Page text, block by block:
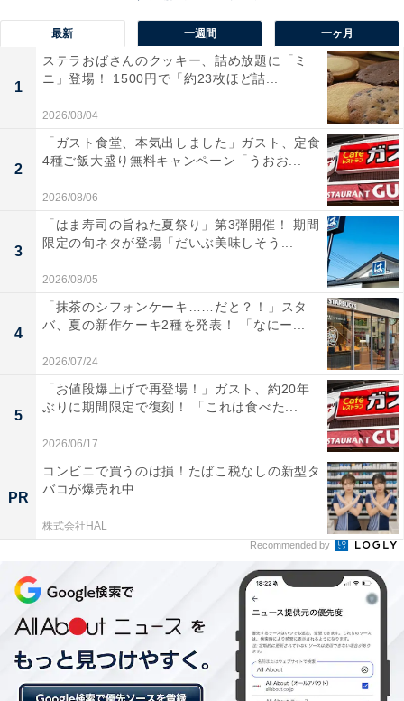
ミントのバランスの良さが評価されています。冷やすと
チョコの濃厚さが引き立ち、よりしっとりとした質感に
仕上がるため、冷蔵庫で冷やしてから食べるのがおすす
めです。
実際に購入した人が、冷やして食べるスタイルを推奨す
る口コミもあります。小腹を満たすのにちょうど良いサ
イズ感で、日常のちょっとしたティータイムを彩ってく
チョコミントスティックケーキのイメージ
最新 一週間 一ヶ月
1
ステラおばさんのクッキー、詰め放題に「ミ
ニ」登場！ 1500円で「約23枚ほど詰...
2026/08/04
2
「ガスト食堂、本気出しました」ガスト、定食
4種ご飯大盛り無料キャンペーン「うおお...
2026/08/06
3
「はま寿司の旨ねた夏祭り」第3弾開催！ 期間
限定の旬ネタが登場「だいぶ美味しそう...
2026/08/05
4
「抹茶のシフォンケーキ……だと？！」スタ
バ、夏の新作ケーキ2種を発表！ 「なにー...
2026/07/24
5
「お値段爆上げで再登場！」ガスト、約20年
ぶりに期間限定で復刻！ 「これは食べた...
2026/06/17
PR
コンビニで買うのは損！たばこ税なしの新型タ
バコが爆売れ中
株式会社HAL
Recommended by